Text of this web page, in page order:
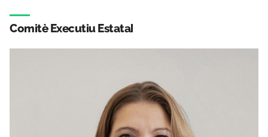
Comitè Executiu Estatal